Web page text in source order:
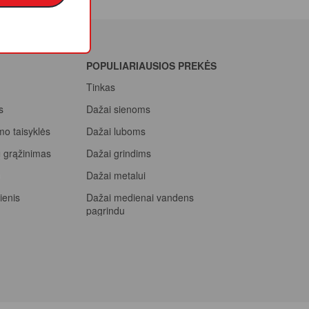
taisyklės
grąžinimas
POPULIARIAUSIOS PREKĖS
Tinkas
Dažai sienoms
Dažai luboms
Dažai grindims
Dažai metalui
Dažai medienai vandens
pagrindu